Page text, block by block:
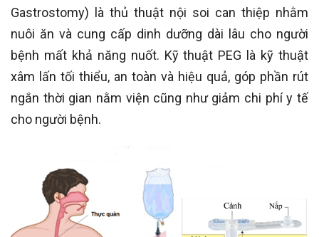
Gastrostomy) là thủ thuật nội soi can thiệp nhằm
nuôi ăn và cung cấp dinh dưỡng dài lâu cho người
bệnh mất khả năng nuốt. Kỹ thuật PEG là kỹ thuật
xâm lấn tối thiểu, an toàn và hiệu quả, góp phần rút
ngắn thời gian nằm viện cũng như giảm chi phí y tế
cho người bệnh.